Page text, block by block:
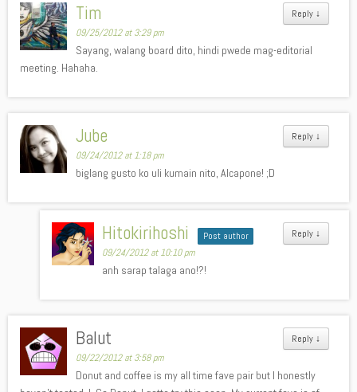
Reply ↓
Tim
09/25/2012 at 3:29 pm
Sayang, walang board dito, hindi pwede mag-editorial
meeting. Hahaha.
Reply ↓
Jube
09/24/2012 at 1:18 pm
biglang gusto ko uli kumain nito, Alcapone! ;D
Reply ↓
Hitokirihoshi Post author
09/24/2012 at 10:10 pm
anh sarap talaga ano!?!
Reply ↓
Balut
09/22/2012 at 3:58 pm
Donut and coffee is my all time fave pair but I honestly